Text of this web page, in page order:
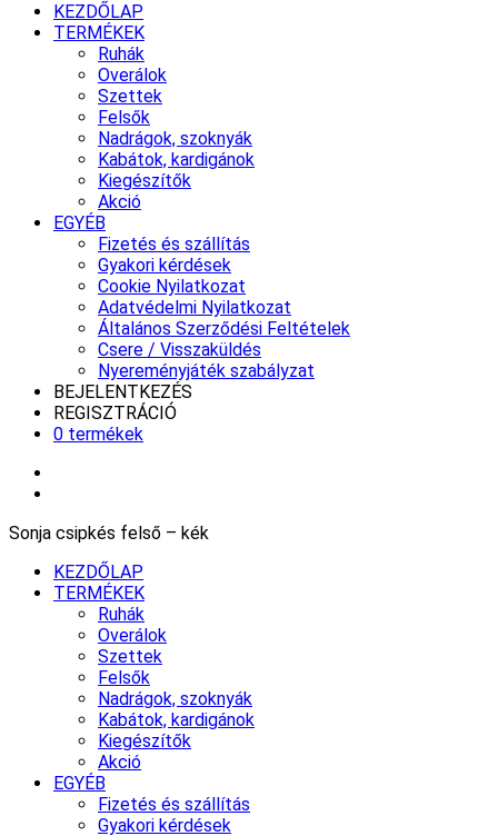
KEZDŐLAP
TERMÉKEK
Ruhák
Overálok
Szettek
Felsők
Nadrágok, szoknyák
Kabátok, kardigánok
Kiegészítők
Akció
EGYÉB
Fizetés és szállítás
Gyakori kérdések
Cookie Nyilatkozat
Adatvédelmi Nyilatkozat
Általános Szerződési Feltételek
Csere / Visszaküldés
Nyereményjáték szabályzat
BEJELENTKEZÉS
REGISZTRÁCIÓ
0 termékek
Sonja csipkés felső – kék
KEZDŐLAP
TERMÉKEK
Ruhák
Overálok
Szettek
Felsők
Nadrágok, szoknyák
Kabátok, kardigánok
Kiegészítők
Akció
EGYÉB
Fizetés és szállítás
Gyakori kérdések